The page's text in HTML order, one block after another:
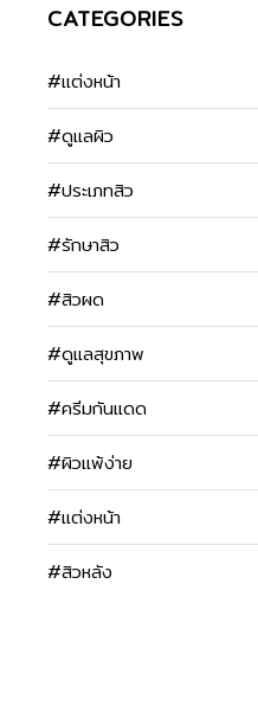
CATEGORIES
#แต่งหน้า
#ดูแลผิว
#ประเภทสิว
#รักษาสิว
#สิวผด
#ดูแลสุขภาพ
#ครีมกันแดด
#ผิวแพ้ง่าย
#แต่งหน้า
#สิวหลัง